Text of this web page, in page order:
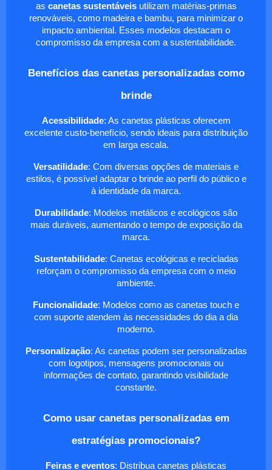
as canetas sustentáveisutilizam matérias-primas
renováveis, como madeira e bambu, para minimizar o
impacto ambiental. Esses modelos destacam o
compromisso da empresa com a sustentabilidade.
Benefícios das canetas personalizadas como
brinde
Acessibilidade: As canetas plásticas oferecem
excelente custo-benefício, sendo ideais para distribuição
em larga escala.
Versatilidade: Com diversas opções de materiais e
estilos, é possível adaptar o brinde ao perfil do público e
à identidade da marca.
Durabilidade: Modelos metálicos e ecológicos são
mais duráveis, aumentando o tempo de exposição da
marca.
Sustentabilidade: Canetas ecológicas e recicladas
reforçam o compromisso da empresa com o meio
ambiente.
Funcionalidade: Modelos como as canetas touch e
com suporte atendem às necessidades do dia a dia
moderno.
Personalização: As canetas podem ser personalizadas
com logotipos, mensagens promocionais ou
informações de contato, garantindo visibilidade
constante.
Como usar canetas personalizadas em
estratégias promocionais?
Feiras e eventos: Distribua canetas plásticas